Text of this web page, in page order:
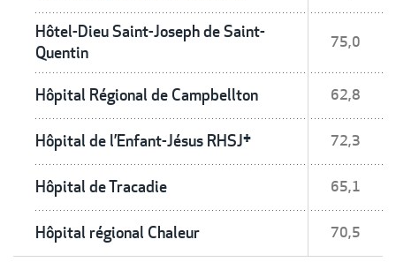
Hôtel-Dieu Saint-Joseph de Saint-
Quentin
75,0
Hôpital Régional de Campbellton 62,8
Hôpital de l’Enfant-Jésus RHSJ† 72,3
Hôpital de Tracadie 65,1
Hôpital régional Chaleur 70,5